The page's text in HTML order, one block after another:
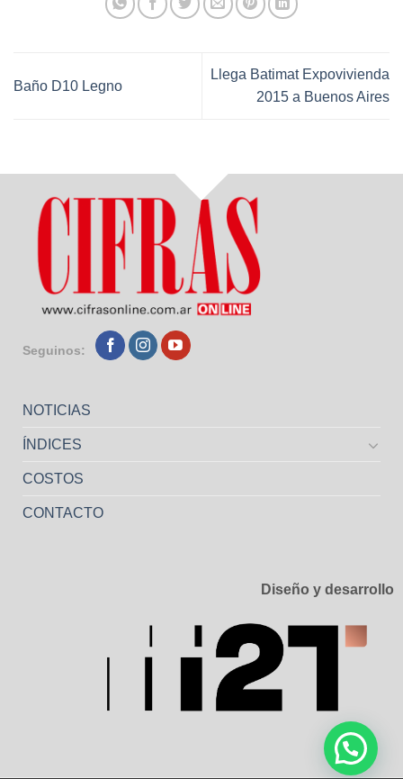
Baño D10 Legno
Llega Batimat Expovivienda
2015 a Buenos Aires
Seguinos:
NOTICIAS
ÍNDICES
COSTOS
CONTACTO
Diseño y desarrollo